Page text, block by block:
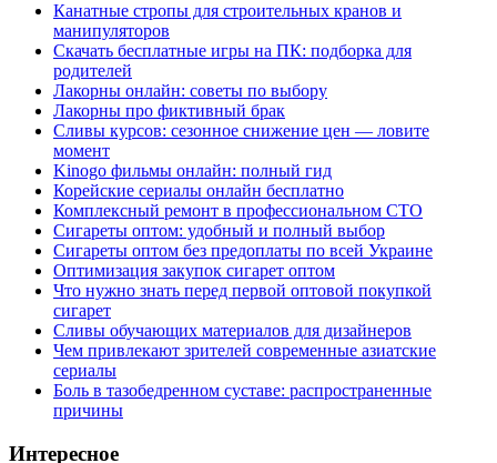
Канатные стропы для строительных кранов и
манипуляторов
Скачать бесплатные игры на ПК: подборка для
родителей
Лакорны онлайн: советы по выбору
Лакорны про фиктивный брак
Сливы курсов: сезонное снижение цен — ловите
момент
Kinogo фильмы онлайн: полный гид
Корейские сериалы онлайн бесплатно
Комплексный ремонт в профессиональном СТО
Сигареты оптом: удобный и полный выбор
Сигареты оптом без предоплаты по всей Украине
Оптимизация закупок сигарет оптом
Что нужно знать перед первой оптовой покупкой
сигарет
Сливы обучающих материалов для дизайнеров
Чем привлекают зрителей современные азиатские
сериалы
Боль в тазобедренном суставе: распространенные
причины
Интересное